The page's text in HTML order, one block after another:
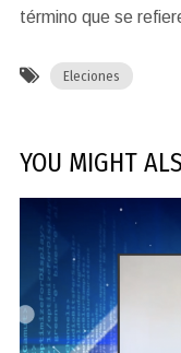
término que se
Eleciones
YOU MIGHT